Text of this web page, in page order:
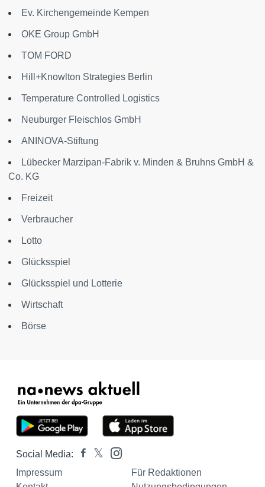
Ev. Kirchengemeinde Kempen
OKE Group GmbH
TOM FORD
Hill+Knowlton Strategies Berlin
Temperature Controlled Logistics
Neuburger Fleischlos GmbH
ANINOVA-Stiftung
Lübecker Marzipan-Fabrik v. Minden & Bruhns GmbH &
Co. KG
Freizeit
Verbraucher
Lotto
Glücksspiel
Glücksspiel und Lotterie
Wirtschaft
Börse
Social Media:
Impressum
Für Redaktionen